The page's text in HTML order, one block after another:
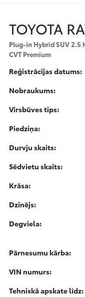
TOYOTA
Plug-in Hybrid SUV 2.5
CVT Premium
Reģistrācijas datums:
Nobraukums:
Virsbūves tips:
Piedziņa:
Durvju skaits:
Sēdvietu skaits:
Krāsa:
Dzinējs:
Degviela:
Pārnesumu kārba:
VIN numurs:
Tehniskā apskate līdz: